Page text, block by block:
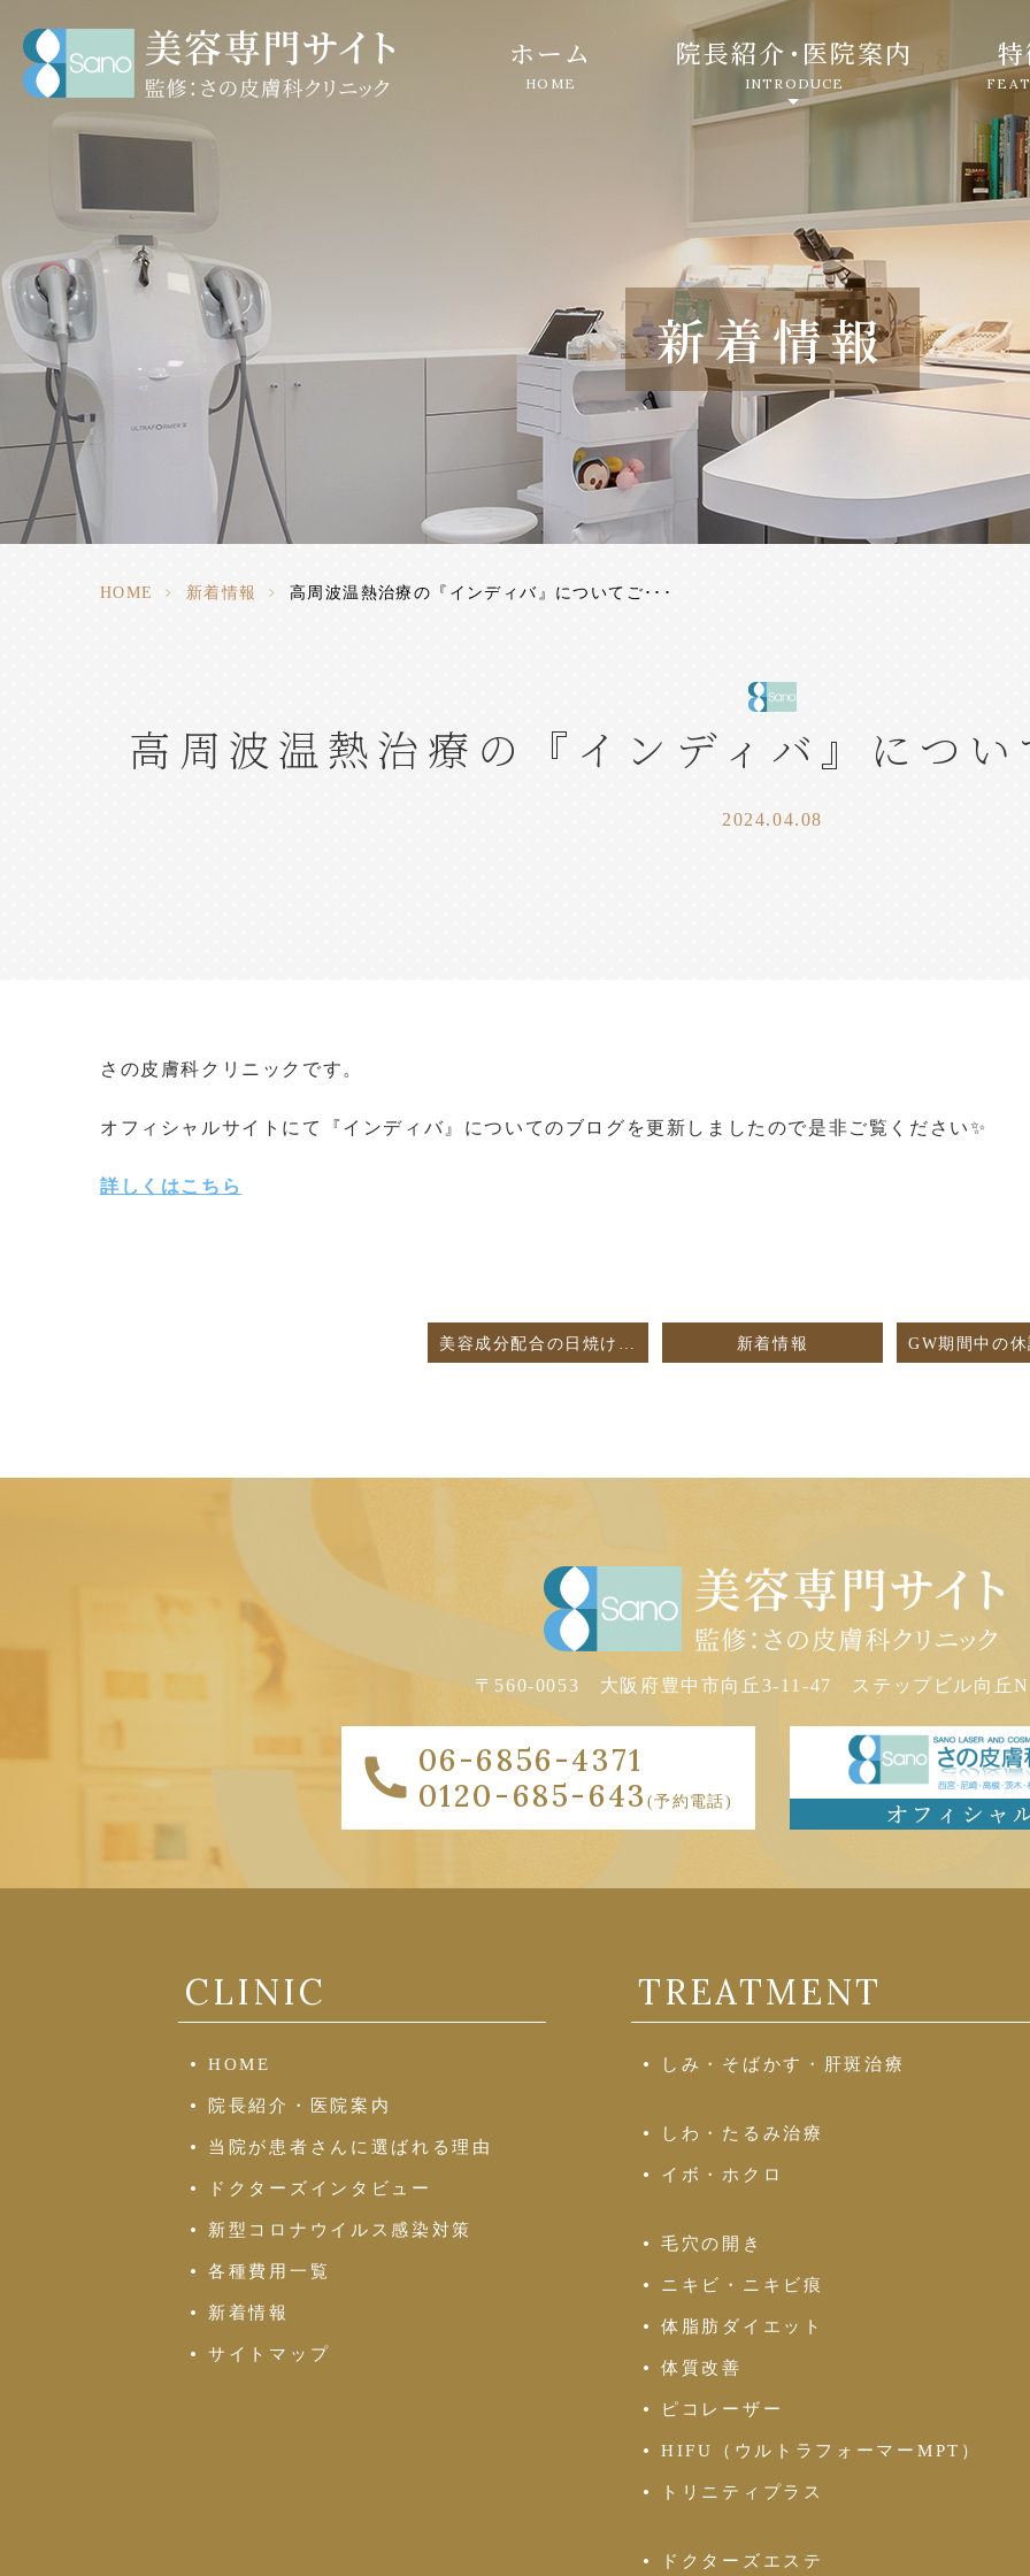
ホーム
HOME
院長紹介・医院案内
INTRODUCE
新着情報
HOME > 新着情報 > 高周波温熱治療の『インディバ』についてご･･･
高周波温熱治療の『インディバ』につ
2024.04.08
さの皮膚科クリニックです。
オフィシャルサイトにて『インディバ』についてのブログを更新しましたので是非ご覧ください✨
詳しくはこちら
新着情報
〒560-0053 大阪府豊中市向丘3-11-47 ステップビル向丘
06-6856-4371
0120-685-643 (予約電話)
CLINIC
HOME
院長紹介・医院案内
当院が患者さんに選ばれる理由
ドクターズインタビュー
新型コロナウイルス感染対策
各種費用一覧
新着情報
サイトマップ
TREATMENT
しみ・そばかす・肝斑治療
しわ・たるみ治療
イボ・ホクロ
毛穴の開き
ニキビ・ニキビ痕
体脂肪ダイエット
体質改善
ピコレーザー
HIFU（ウルトラフォーマーMPT）
トリニティプラス
ドクターズエステ